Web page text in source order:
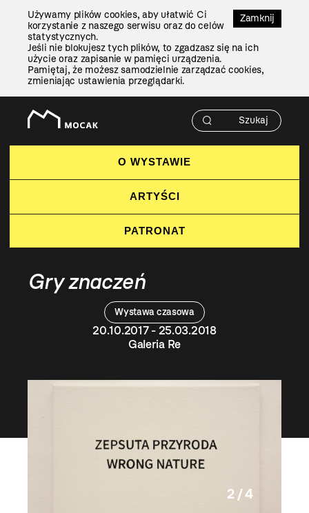
Zamknij
Używamy plików cookies, aby ułatwić Ci
korzystanie z naszego serwisu oraz do celów
statystycznych.
Jeśli nie blokujesz tych plików, to zgadzasz się na ich
użycie oraz zapisanie w pamięci urządzenia.
Pamiętaj, że możesz samodzielnie zarządzać cookies,
zmieniając ustawienia przeglądarki.
O WYSTAWIE
ARTYŚCI
PATRONAT
Wystawa czasowa
20.10.2017 - 25.03.2018
Galeria Re
Gry znaczeń
2 / 4